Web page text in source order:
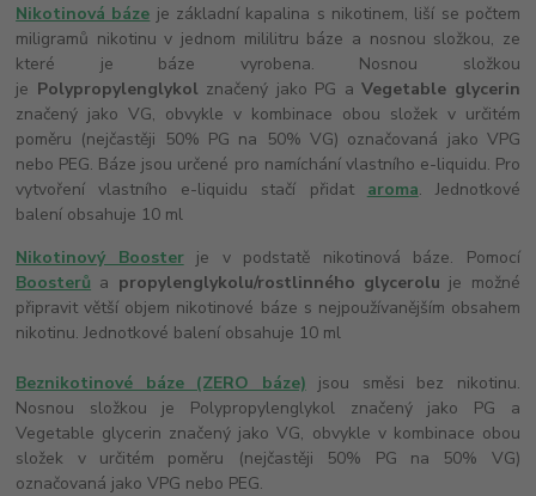
Nikotinová báze je základní kapalina s nikotinem, liší se počtem
miligramů nikotinu v jednom mililitru báze a nosnou složkou, ze
které je báze vyrobena. Nosnou složkou
je Polypropylenglykol značený jako PG aVegetable glycerin
značený jako VG, obvykle v kombinace obou složek v určitém
poměru (nejčastěji 50% PG na 50% VG) označovaná jako VPG
nebo PEG. Báze jsou určené pro namíchání vlastního e-liquidu. Pro
vytvoření vlastního e-liquidu stačí přidat aroma. Jednotkové
balení obsahuje 10 ml
Nikotinový Boosterje v podstatě nikotinová báze. Pomocí
Boosterů a propylenglykolu/rostlinného glycerolu je možné
připravit větší objem nikotinové báze s nejpoužívanějším obsahem
nikotinu. Jednotkové balení obsahuje 10 ml
Beznikotinové báze (ZERO báze) jsou směsi bez nikotinu.
Nosnou složkou je Polypropylenglykol značený jako PG a
Vegetable glycerin značený jako VG, obvykle v kombinace obou
složek v určitém poměru (nejčastěji 50% PG na 50% VG)
označovaná jako VPG nebo PEG.